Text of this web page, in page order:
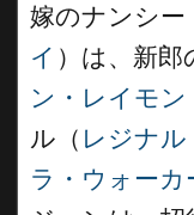
嫁のナンシー
イ ）は、新
ン・レイモン
ル（ レジナ
ラ・ウォーカ